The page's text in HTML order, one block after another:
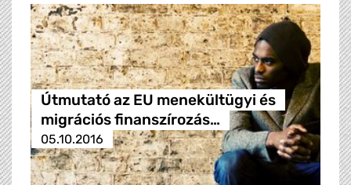
Útmutató az EU menekültügyi és
migrációs finanszírozás…
05.10.2016